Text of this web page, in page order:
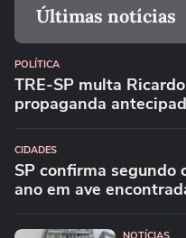
Últimas notícias
POLÍTICA
TRE-SP multa
propaganda
CIDADES
SP confirma segundo
ano em ave